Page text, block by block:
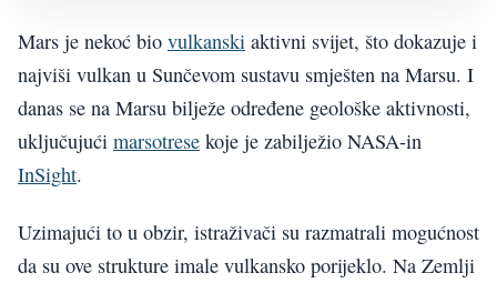
Mars je nekoć bio vulkanski aktivni svijet, što dokazuje i
najviši vulkan u Sunčevom sustavu smješten na Marsu. I
danas se na Marsu bilježe određene geološke aktivnosti,
uključujući marsotrese koje je zabilježio NASA-in
InSight.
Uzimajući to u obzir, istraživači su razmatrali mogućnost
da su ove strukture imale vulkansko porijeklo. Na Zemlji